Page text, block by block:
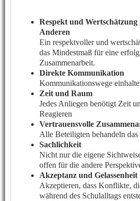
Respekt und Wertschätzung
Anderen
Ein respektvoller und
das Mindestmaß für eine
Zusammenarbeit.
Direkte Kommunikation
Kommunikationswege
Zeit und Raum
Jedes Anliegen benötigt Zeit
Reagieren
Vertrauensvolle
Alle Beteiligten behandeln
Sachlichkeit
Nicht nur die eigene
offen für die andere
Akzeptanz und Gelassenheit
Akzeptieren, dass Konflikte,
während des Schulalltags